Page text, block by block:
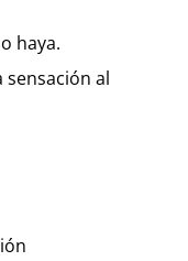
haya.
sensación al